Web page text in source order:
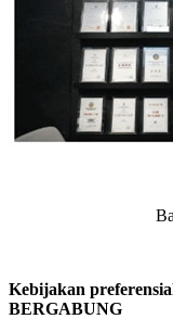
Kebijakan
BERGABUNG